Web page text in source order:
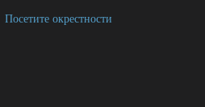
Посетите окрестности